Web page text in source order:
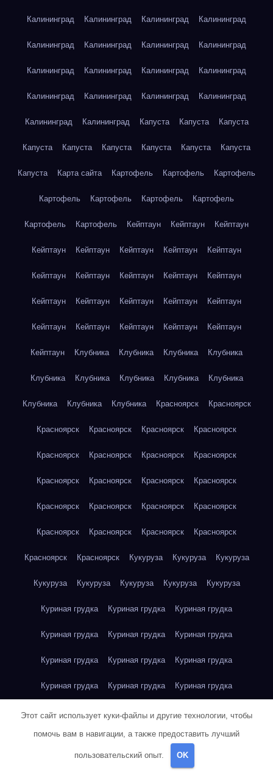
Калининград Калининград Калининград Калининград
Калининград Калининград Калининград Калининград
Калининград Калининград Калининград Калининград
Калининград Калининград Калининград Калининград
Калининград Калининград Капуста Капуста Капуста
Капуста Капуста Капуста Капуста Капуста Капуста
Капуста Карта сайта Картофель Картофель Картофель
Картофель Картофель Картофель Картофель
Картофель Картофель Кейптаун Кейптаун Кейптаун
Кейптаун Кейптаун Кейптаун Кейптаун Кейптаун
Кейптаун Кейптаун Кейптаун Кейптаун Кейптаун
Кейптаун Кейптаун Кейптаун Кейптаун Кейптаун
Кейптаун Кейптаун Кейптаун Кейптаун Кейптаун
Кейптаун Клубника Клубника Клубника Клубника
Клубника Клубника Клубника Клубника Клубника
Клубника Клубника Клубника Красноярск Красноярск
Красноярск Красноярск Красноярск Красноярск
Красноярск Красноярск Красноярск Красноярск
Красноярск Красноярск Красноярск Красноярск
Красноярск Красноярск Красноярск Красноярск
Красноярск Красноярск Красноярск Красноярск
Красноярск Красноярск Кукуруза Кукуруза Кукуруза
Кукуруза Кукуруза Кукуруза Кукуруза Кукуруза
Куриная грудка Куриная грудка Куриная грудка
Куриная грудка Куриная грудка Куриная грудка
Куриная грудка Куриная грудка Куриная грудка
Куриная грудка Куриная грудка Куриная грудка
Куриная грудка Куриное яйцо Куриное яйцо
Куриное яйцо Куриное яйцо Куриное яйцо Куриное яйцо
Этот сайт использует куки-файлы и другие технологии, чтобы
помочь вам в навигации, а также предоставить лучший
пользовательский опыт. OK